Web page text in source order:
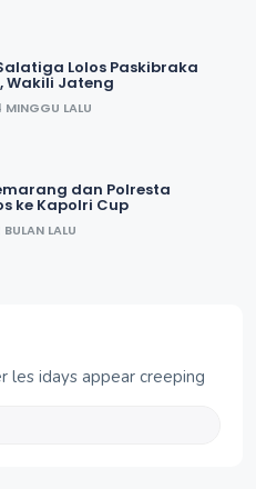
Lolos Paskibraka
Wakili Jateng
MINGGU LALU
dan Polresta
ke Kapolri Cup
BULAN LALU
les idays appear creeping